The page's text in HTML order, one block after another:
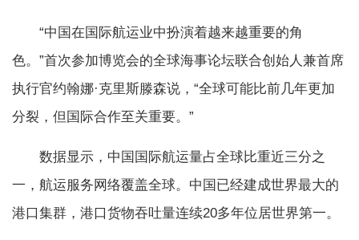
“中国在国际航运业中扮演着越来越重要的角
色。”首次参加博览会的全球海事论坛联合创始人兼首席
执行官约翰娜·克里斯滕森说，“全球可能比前几年更加
分裂，但国际合作至关重要。”
数据显示，中国国际航运量占全球比重近三分之
一，航运服务网络覆盖全球。中国已经建成世界最大的
港口集群，港口货物吞吐量连续20多年位居世界第一。